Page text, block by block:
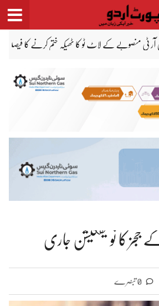
معاہدے پر شیخ قیصر محمود کی مبارکباد میر
ججز کا نوٹیفکیشن جاری
0 تبصرے